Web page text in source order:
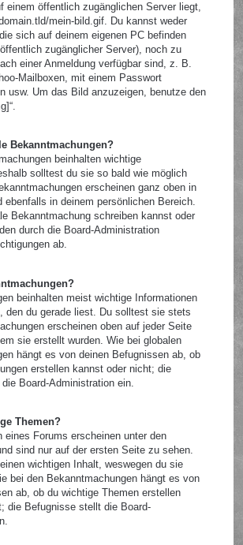
einem öffentlich zugänglichen Server liegt,
mein-bild.gif. Du kannst weder
sich auf deinem eigenen PC befinden
zugänglicher Server), noch zu
einer Anmeldung verfügbar sind, z. B.
Mailboxen, mit einem Passwort
usw. Um das Bild anzuzeigen, benutze den
Bekanntmachungen?
beinhalten wichtige
solltest du sie so bald wie möglich
erscheinen ganz oben in
ebenfalls in deinem persönlichen Bereich.
Bekanntmachung schreiben kannst oder
durch die Board-Administration
ab.
beinhalten meist wichtige Informationen
den du gerade liest. Du solltest sie stets
erscheinen oben auf jeder Seite
sie erstellt wurden. Wie bei globalen
hängt es von deinen Befugnissen ab, ob
erstellen kannst oder nicht; die
Board-Administration ein.
Themen?
eines Forums erscheinen unter den
sind nur auf der ersten Seite zu sehen.
wichtigen Inhalt, weswegen du sie
bei den Bekanntmachungen hängt es von
ab, ob du wichtige Themen erstellen
die Befugnisse stellt die Board-